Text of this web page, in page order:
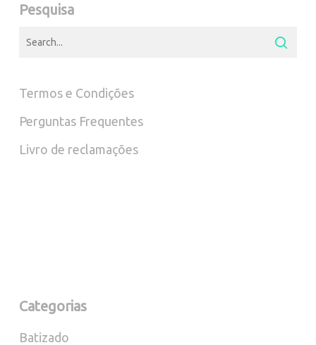
Pesquisa
Termos e Condições
Perguntas Frequentes
Livro de reclamações
Categorias
Batizado